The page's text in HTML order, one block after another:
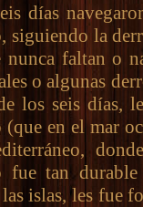
siguiendo la
nunca faltan o
o algunas
los seis días,
en el mar
fue tan
islas, les fue